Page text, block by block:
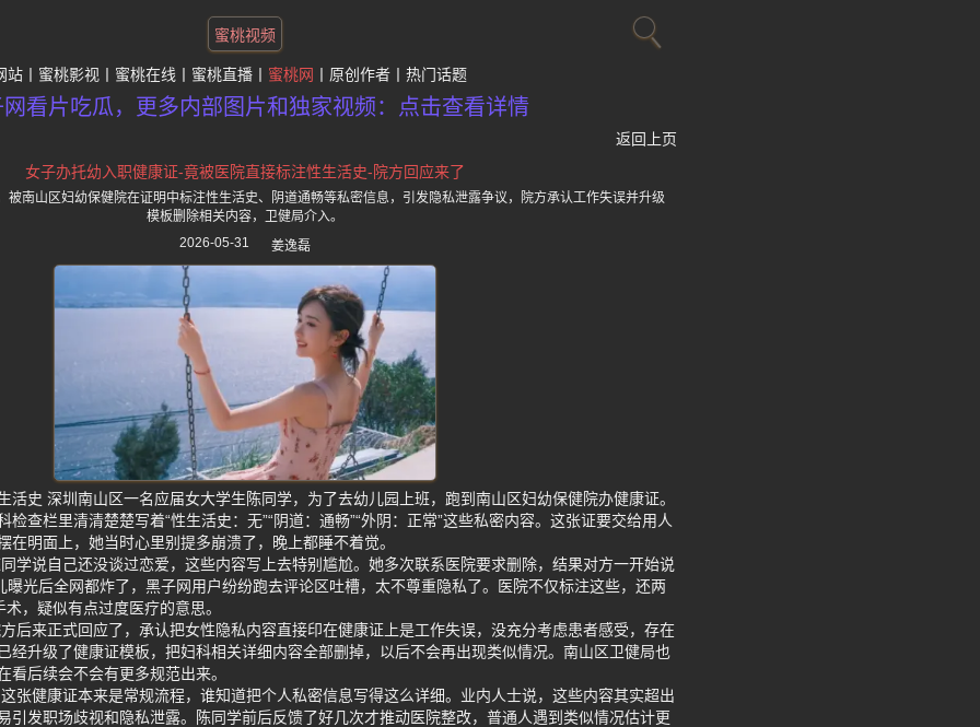
蜜桃视频
站 蜜桃影视 蜜桃在线 蜜桃直播 蜜桃网 原创作者 热门话题
网看片吃瓜，更多内部图片和独家视频：点击查看详情
返回上页
女子办托幼入职健康证-竟被医院直接标注性生活史-院方回应来了
被南山区妇幼保健院在证明中标注性生活史、阴道通畅等私密信息，引发隐私泄露争议，院方承认工作失误并升级
模板删除相关内容，卫健局介入。
2026-05-31
姜逸磊
活史 深圳南山区一名应届女大学生陈同学，为了去幼儿园上班，跑到南山区妇幼保健院办健康证。
检查栏里清清楚楚写着“性生活史：无”“阴道：通畅”“外阴：正常”这些私密内容。这张证要交给用人
在明面上，她当时心里别提多崩溃了，晚上都睡不着觉。
学说自己还没谈过恋爱，这些内容写上去特别尴尬。她多次联系医院要求删除，结果对方一开始说
曝光后全网都炸了，黑子网用户纷纷跑去评论区吐槽，太不尊重隐私了。医院不仅标注这些，还两
，疑似有点过度医疗的意思。
后来正式回应了，承认把女性隐私内容直接印在健康证上是工作失误，没充分考虑患者感受，存在
经升级了健康证模板，把妇科相关详细内容全部删掉，以后不会再出现类似情况。南山区卫健局也
看后续会不会有更多规范出来。
张健康证本来是常规流程，谁知道把个人私密信息写得这么详细。业内人士说，这些内容其实超出
引发职场歧视和隐私泄露。陈同学前后反馈了好几次才推动医院整改，普通人遇到类似情况估计更